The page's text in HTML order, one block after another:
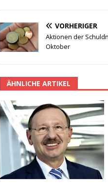
VORHERIGER
Aktionen der
Oktober
ÄHNLICHE ARTIKEL